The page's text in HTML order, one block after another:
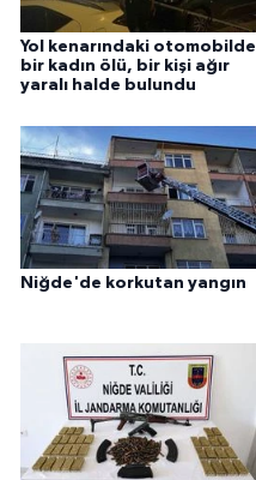
Yol kenarındaki otomobilde
bir kadın ölü, bir kişi ağır
yaralı halde bulundu
Niğde'de korkutan yangın